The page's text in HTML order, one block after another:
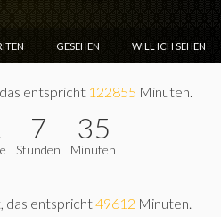
GESEHEN WILL ICH SEHEN
entspricht 122855 Minuten.
7
Stunden
35
Minuten
das entspricht49612 Minuten.